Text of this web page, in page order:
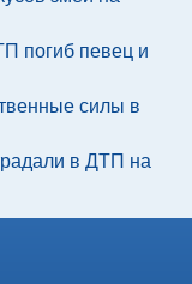
погиб певец и
силы в
в ДТП на